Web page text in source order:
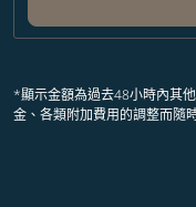
*顯示金額為過去48小時內其
金、各類附加費用的調整而隨